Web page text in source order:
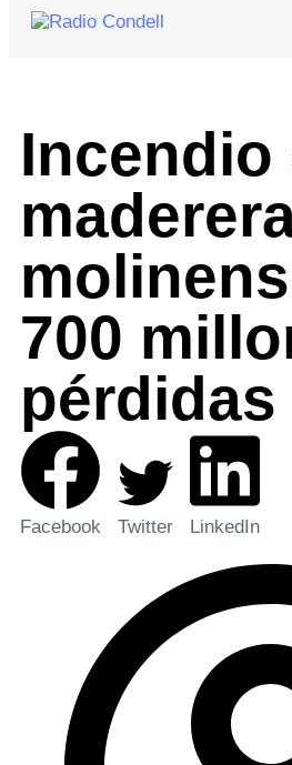
Incendio
700
pérdidas
Facebook Twitter LinkedIn